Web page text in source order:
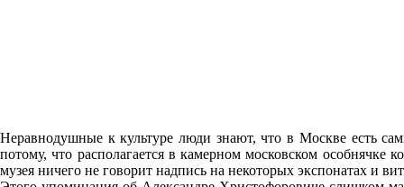
Неравнодушные к культуре люди знают, что в Москве есть
потому, что располагается в камерном московском особнячке
музея ничего не говорит надпись на некоторых экспонатах и